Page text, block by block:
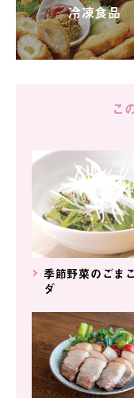
冷凍食品
こ
季節野菜のごま
ダ